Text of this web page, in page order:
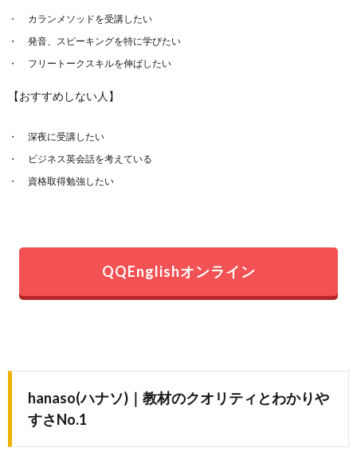
カランメソッドを受講したい
発音、スピーキングを特に学びたい
フリートークスキルを伸ばしたい
【おすすめしない人】
深夜に受講したい
ビジネス英会話を考えている
資格取得勉強したい
QQEnglishオンライン
hanaso(ハナソ)｜教材のクオリティとわかりや
すさNo.1